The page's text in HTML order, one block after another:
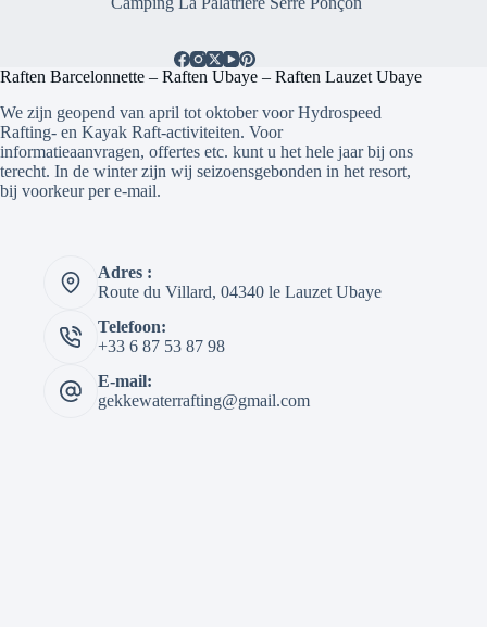
Raften Barcelonnette – Raften Ubaye – Raften Lauzet Ubaye
We zijn geopend van april tot oktober voor Hydrospeed
Rafting- en Kayak Raft-activiteiten. Voor
informatieaanvragen, offertes etc. kunt u het hele jaar bij ons
terecht. In de winter zijn wij seizoensgebonden in het resort,
bij voorkeur per e-mail.
Adres :
Route du Villard, 04340 le Lauzet Ubaye
Telefoon:
+33 6 87 53 87 98
E-mail:
gekkewaterrafting@gmail.com